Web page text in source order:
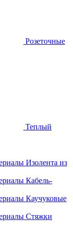
Розеточные
Теплый
Изолента из
Кабель-
Каучуковые
Стяжки